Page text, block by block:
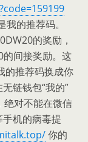
的推荐码。
的奖励，
间接奖励。这
的推荐码换成你
链钱包“我的”
绝对不能在微信
机的病毒提
你的